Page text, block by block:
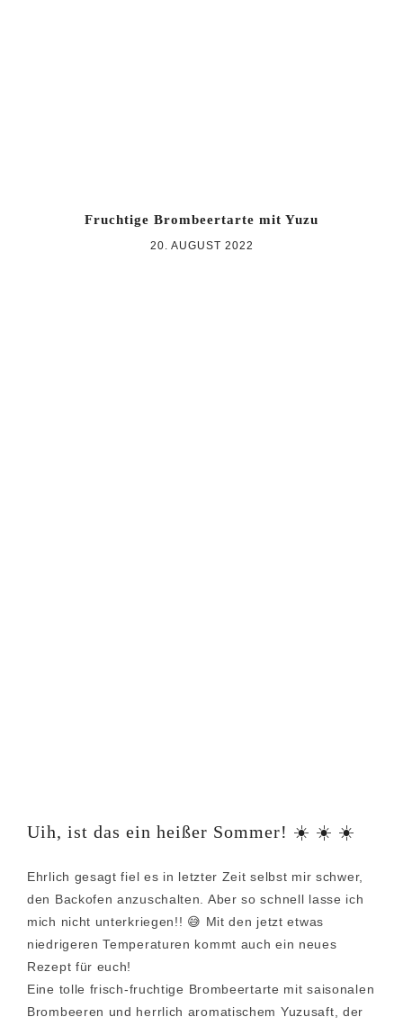
Fruchtige Brombeertarte mit Yuzu
20. AUGUST 2022
Uih, ist das ein heißer Sommer! ☀️ ☀️ ☀️
Ehrlich gesagt fiel es in letzter Zeit selbst mir schwer,
den Backofen anzuschalten. Aber so schnell lasse ich
mich nicht unterkriegen!! 😅 Mit den jetzt etwas
niedrigeren Temperaturen kommt auch ein neues
Rezept für euch!
Eine tolle frisch-fruchtige Brombeertarte mit saisonalen
Brombeeren und herrlich aromatischem Yuzusaft, der